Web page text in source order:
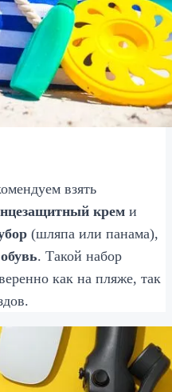
взять
крем и
(шляпа или панама),
. Такой набор
как на пляже, так